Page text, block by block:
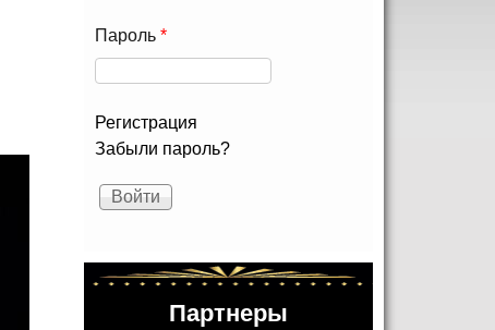
Пароль *
Регистрация
Забыли пароль?
Партнеры